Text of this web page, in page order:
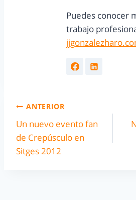
Puedes conocer
trabajo
ANTERIOR
Un nuevo evento fan
de Crepúsculo en
Sitges 2012